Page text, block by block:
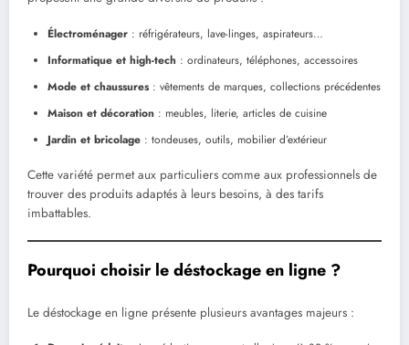
Électroménager : réfrigérateurs, lave-linges, aspirateurs…
Informatique et high-tech : ordinateurs, téléphones, accessoires
Mode et chaussures: vêtements de marques, collections précédentes
Maison et décoration : meubles, literie, articles de cuisine
Jardin et bricolage : tondeuses, outils, mobilier d’extérieur
Cette variété permet aux particuliers comme aux professionnels de
trouver des produits adaptés à leurs besoins, à des tarifs
imbattables.
Pourquoi choisir le déstockage en ligne ?
Le déstockage en ligne présente plusieurs avantages majeurs :